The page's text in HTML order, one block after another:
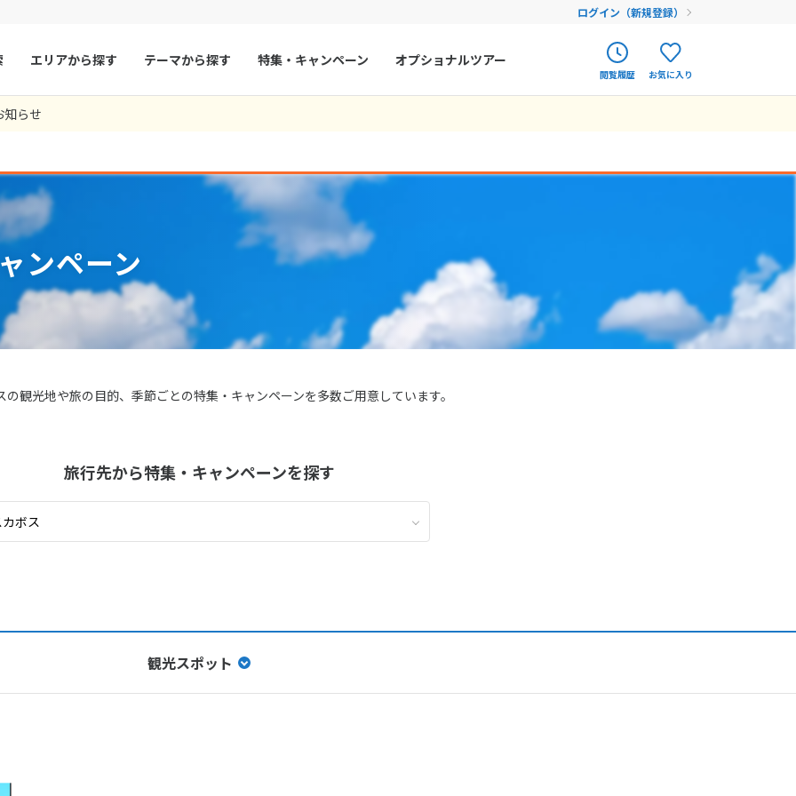
ログイン（新規登録）
エリアから探す
イギリス
オーストリア
スロヴァキア アイスランド
フィンランド
デンマーク
エストニア
リトアニア ギリシャ
クロアチア
モンテネグロ ブルガリア
ルーマニア
ボスニア・ヘルツェゴビナ セルビア
テーマから探す 特集・キャンペーン オプショナルツアー
閲覧履歴 お気に入り
知らせ
ンペーン
の観光地や旅の目的、季節ごとの特集・キャンペーンを多数ご用意しています。
旅行先から特集・キャンペーンを探す
観光スポット